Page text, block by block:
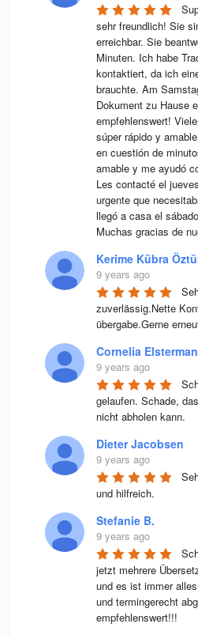
sehr freundlich! Sie
erreichbar. Sie
Minuten. Ich habe
kontaktiert, da ich
brauchte. Am
Dokument zu Hause
empfehlenswert!
súper rápido y
en cuestión de
amable y me ayudó
Les contacté el
urgente que
llegó a casa el
Muchas gracias de
Kerime Kübra
9 years ago
zuverlässig.Nette
übergabe.Gerne
Cornelia
9 years ago
gelaufen. Schade,
nicht abholen kann.
Dieter Jacobsen
9 years ago
und hilfreich.
Stefanie B.
9 years ago
jetzt mehrere
und es ist immer
und termingerecht
empfehlenswert!!!